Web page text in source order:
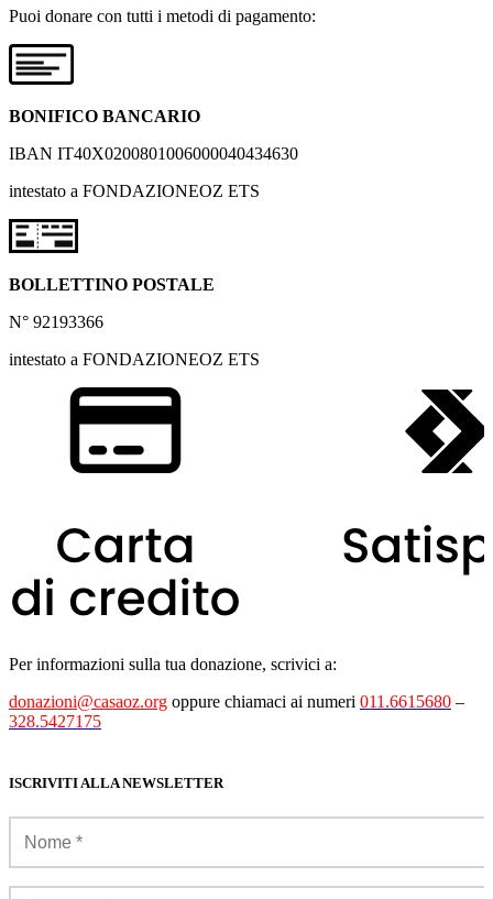
Puoi donare con tutti i metodi di pagamento:
BONIFICO BANCARIO
IBAN IT40X0200801006000040434630
intestato a FONDAZIONEOZ ETS
BOLLETTINO POSTALE
N° 92193366
intestato a FONDAZIONEOZ ETS
Per informazioni sulla tua donazione, scrivici a:
donazioni@casaoz.org oppure chiamaci ai numeri 011.6615680 –
328.5427175
ISCRIVITI ALLA NEWSLETTER